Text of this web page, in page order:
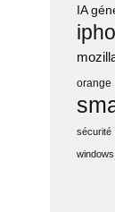
IA
orange
sécurité
windows